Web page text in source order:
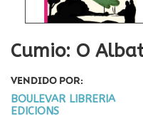
Cumio: O
VENDIDO POR:
BOULEVAR LIBRERIA
EDICIONS